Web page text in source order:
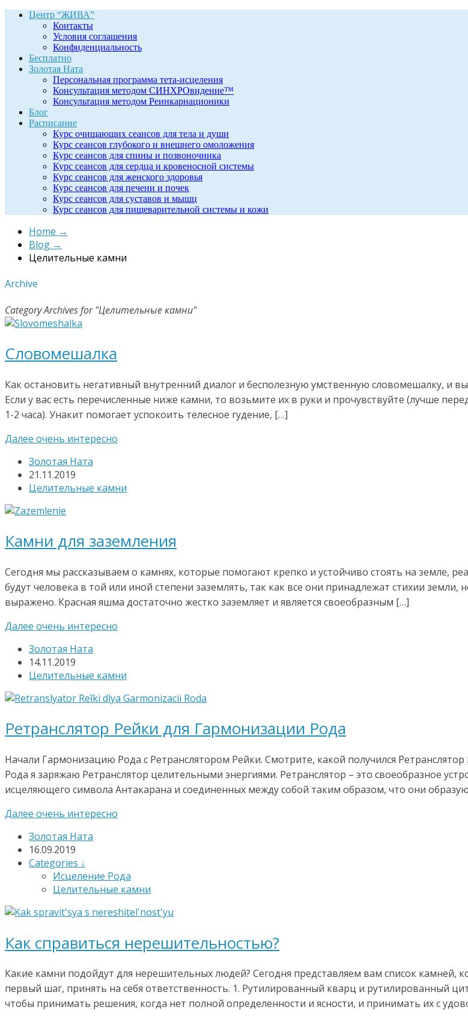
Центр “ЖИВА”
Контакты
Условия соглашения
Конфиденциальность
Бесплатно
Золотая Ната
Персональная программа тета-исцеления
Консультация методом СИНХРОвидение™
Консультация методом Реинкарнационики
Блог
Расписание
Курс очищающих сеансов для тела и души
Курс сеансов глубокого и внешнего омоложения
Курс сеансов для спины и позвоночника
Курс сеансов для сердца и кровеносной системы
Курс сеансов для женского здоровья
Курс сеансов для печени и почек
Курс сеансов для суставов и мышц
Курс сеансов для пищеварительной системы и кожи
Home →
Blog →
Целительные камни
Archive
Category Archives for "Целительные камни"
Словомешалка
Как остановить негативный внутренний диалог и бесполезную умственную словомешалку, и
Если у вас есть перечисленные ниже камни, то возьмите их в руки и прочувствуйте (лучше
1-2 часа). Унакит помогает успокоить телесное гудение, […]
Далее очень интересно
Золотая Ната
21.11.2019
Целительные камни
Камни для заземления
Сегодня мы рассказываем о камнях, которые помогают крепко и устойчиво стоять на земле,
будут человека в той или иной степени заземлять, так как все они принадлежат стихии
выражено. Красная яшма достаточно жестко заземляет и является своеобразным […]
Далее очень интересно
Золотая Ната
14.11.2019
Целительные камни
Ретранслятор Рейки для Гармонизации Рода
Начали Гармонизацию Рода с Ретранслятором Рейки. Смотрите, какой получился
Рода я заряжаю Ретранслятор целительными энергиями. Ретранслятор – это своеобразное
исцеляющего символа Антакарана и соединенных между собой таким образом, что они
Далее очень интересно
Золотая Ната
16.09.2019
Categories ↓
Исцеление Рода
Целительные камни
Как справиться нерешительностью?
Какие камни подойдут для нерешительных людей? Сегодня представляем вам список камней,
первый шаг, принять на себя ответственность. 1. Рутилированный кварц и рутилированный
чтобы принимать решения, когда нет полной определенности и ясности, и принимать их с